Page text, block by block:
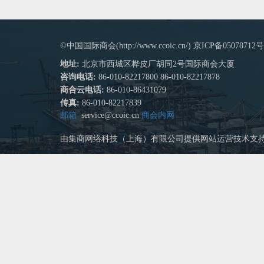
©中国国际商会(http://www.ccoic.cn/) 京ICP备05078712号
地址: 北京市西城区桦皮厂胡同2号国际商会大厦
咨询电话: 86-010-82217800 86-010-82217878
商合云电话: 86-010-86431079
传真: 86-010-82217839
邮箱 service@ccoic.cn商会内网
由集商网络科技（上海）有限公司提供网站运营技术支